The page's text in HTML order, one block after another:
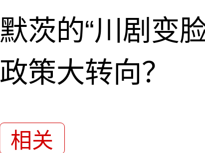
默茨的“川剧变
政策大转向？
相关